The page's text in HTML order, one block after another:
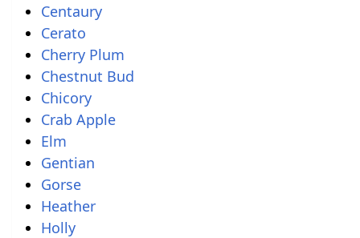
Centaury
Cerato
Cherry Plum
Chestnut Bud
Chicory
Crab Apple
Elm
Gentian
Gorse
Heather
Holly